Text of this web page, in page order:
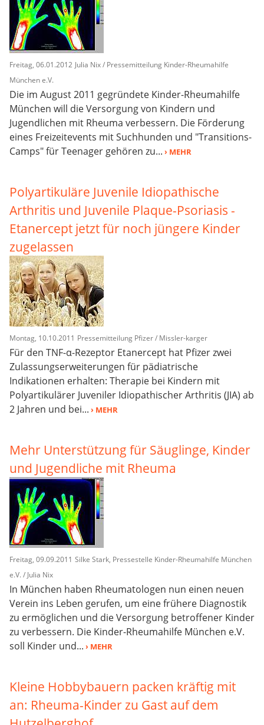
Freitag, 06.01.2012 Julia Nix / Pressemitteilung Kinder-Rheumahilfe
München e.V.
Die im August 2011 gegründete Kinder-Rheumahilfe
München will die Versorgung von Kindern und
Jugendlichen mit Rheuma verbessern. Die Förderung
eines Freizeitevents mit Suchhunden und "Transitions-
Camps" für Teenager gehören zu... › MEHR
Polyartikuläre Juvenile Idiopathische
Arthritis und Juvenile Plaque-Psoriasis -
Etanercept jetzt für noch jüngere Kinder
zugelassen
Montag, 10.10.2011 Pressemitteilung Pfizer / Missler-karger
Für den TNF-α-Rezeptor Etanercept hat Pfizer zwei
Zulassungserweiterungen für pädiatrische
Indikationen erhalten: Therapie bei Kindern mit
Polyartikulärer Juveniler Idiopathischer Arthritis (JIA) ab
2 Jahren und bei... › MEHR
Mehr Unterstützung für Säuglinge, Kinder
und Jugendliche mit Rheuma
Freitag, 09.09.2011 Silke Stark, Pressestelle Kinder-Rheumahilfe München
e.V. / Julia Nix
In München haben Rheumatologen nun einen neuen
Verein ins Leben gerufen, um eine frühere Diagnostik
zu ermöglichen und die Versorgung betroffener Kinder
zu verbessern. Die Kinder-Rheumahilfe München e.V.
soll Kinder und... › MEHR
Kleine Hobbybauern packen kräftig mit
an: Rheuma-Kinder zu Gast auf dem